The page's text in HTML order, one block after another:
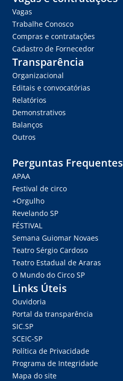
Vagas
Trabalhe Conosco
Compras e contratações
Cadastro de Fornecedor
Transparência
Organizacional
Editais e convocatórias
Relatórios
Demonstrativos
Balanços
Outros
Perguntas Frequentes
APAA
Festival de circo
+Orgulho
Revelando SP
FÉSTIVAL
Semana Guiomar Novaes
Teatro Sérgio Cardoso
Teatro Estadual de Araras
O Mundo do Circo SP
Links Úteis
Ouvidoria
Portal da transparência
SIC.SP
SCEIC-SP
Política de Privacidade
Programa de Integridade
Mapa do site